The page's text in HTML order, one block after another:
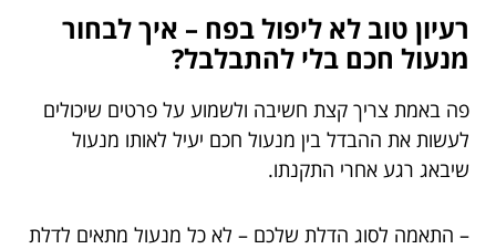
רעיון טוב לא ליפול בפח – איך לבחור
מנעול חכם בלי להתבלבל?
פה באמת צריך קצת חשיבה ולשמוע על פרטים שיכולים
לעשות את ההבדל בין מנעול חכם יעיל לאותו מנעול
שיבאג רגע אחרי התקנתו.
– התאמה לסוג הדלת שלכם – לא כל מנעול מתאים לדלת